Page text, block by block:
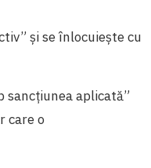
și se înlocuiește cu
sancțiunea aplicată”
care o